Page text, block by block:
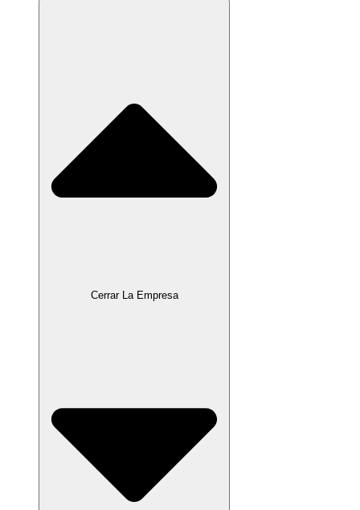
Cerrar La Empresa